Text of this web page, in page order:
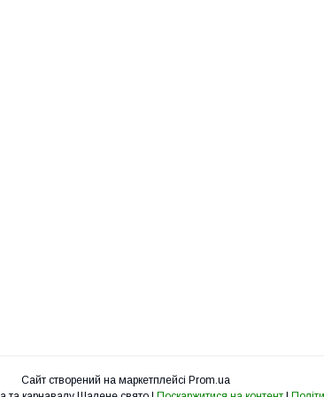
Сайт створений на маркетплейсі Prom.ua